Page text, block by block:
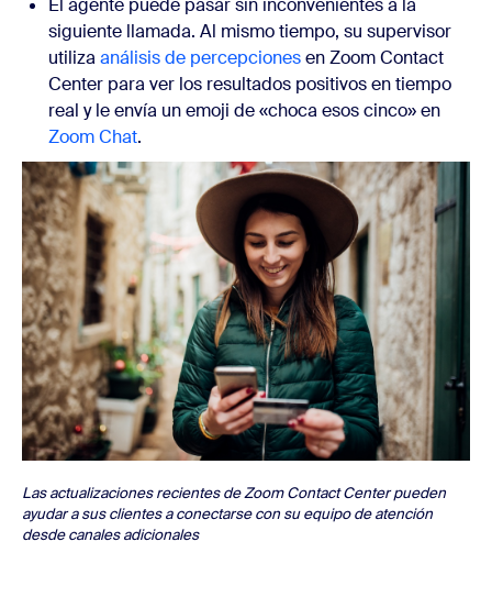
siguiente llamada. Al mismo tiempo, su supervisor
utiliza análisis de percepcionesen Zoom Contact
Center para ver los resultados positivos en tiempo
real y le envía un emoji de «choca esos cinco» en
Zoom Chat.
Las actualizaciones recientes de Zoom Contact Center pueden
ayudar a sus clientes a conectarse con su equipo de atención
desde canales adicionales